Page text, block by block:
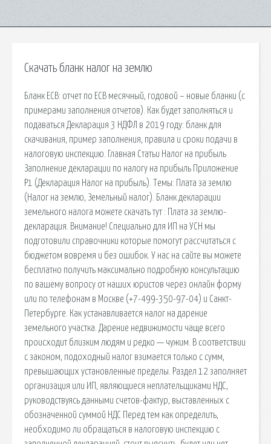
Скачать бланк налог на землю
Бланк ЕСВ: отчет по ЕСВ месячный, годовой – новые бланки (с
примерами заполнения отчетов). Как будет заполняться и
подаваться Декларация 3 НДФЛ в 2019 году: бланк для
скачивания, пример заполнения, правила и сроки подачи в
налоговую инспекцию. Главная Статьи Налог на прибыль
Заполнение декларации по налогу на прибыль Приложение
Р1 (Декларация Налог на прибыль). Тeмы: Плата за землю
(Налог на землю, Земельный налог). Бланк декларации
земельного налога можете скачать тут : Плата за землю-
декларация. Внимание! Специально для ИП на УСН мы
подготовили справочники которые помогут рассчитаться с
бюджетом вовремя и без ошибок. У нас на сайте вы можете
бесплатно получить максимально подробную консультацию
по вашему вопросу от наших юристов через онлайн форму
или по телефонам в Москве (+7-499-350-97-04) и Санкт-
Петербурге. Как устанавливается налог на дарение
земельного участка. Дарение недвижимости чаще всего
происходит близким людям и редко — чужим. В соответствии
с законом, подоходный налог взимается только с сумм,
превышающих установленные пределы. Раздел 12 заполняет
организация или ИП, являющиеся неплательщиками НДС,
руководствуясь данными счетов-фактур, выставленных с
обозначенной суммой НДС Перед тем как определить,
необходимо ли обращаться в налоговую инспекцию с